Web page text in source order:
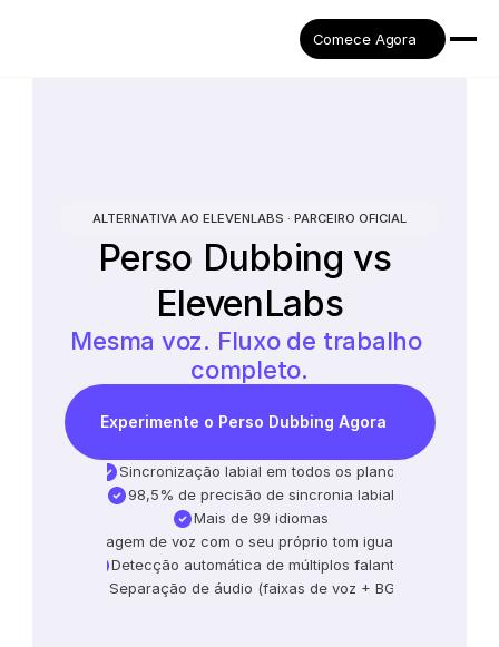
Comece Agora
ALTERNATIVA AO ELEVENLABS · PARCEIRO OFICIAL
Perso Dubbing vs
ElevenLabs
Mesma voz. Fluxo de trabalho
completo.
Experimente o Perso Dubbing Agora
Sincronização labial em todos os planos
98,5% de precisão de sincronia labial
Mais de 99 idiomas
Clonagem de voz com o seu próprio tom igual ao seu
Detecção automática de múltiplos falantes
Separação de áudio (faixas de voz + BGM)